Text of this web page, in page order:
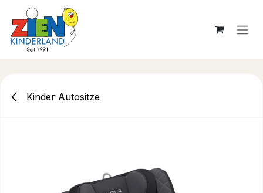
Zum Inhalt springen
Kinder Autositze